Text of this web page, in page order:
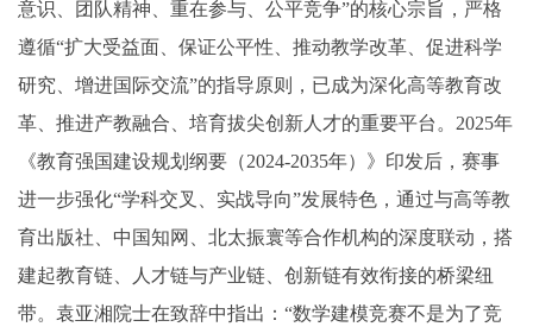
意识、团队精神、重在参与、公平竞争”的核心宗旨，严格
遵循“扩大受益面、保证公平性、推动教学改革、促进科学
研究、增进国际交流”的指导原则，已成为深化高等教育改
革、推进产教融合、培育拔尖创新人才的重要平台。2025年
《教育强国建设规划纲要（2024-2035年）》印发后，赛事
进一步强化“学科交叉、实战导向”发展特色，通过与高等教
育出版社、中国知网、北太振寰等合作机构的深度联动，搭
建起教育链、人才链与产业链、创新链有效衔接的桥梁纽
带。袁亚湘院士在致辞中指出：“数学建模竞赛不是为了竞